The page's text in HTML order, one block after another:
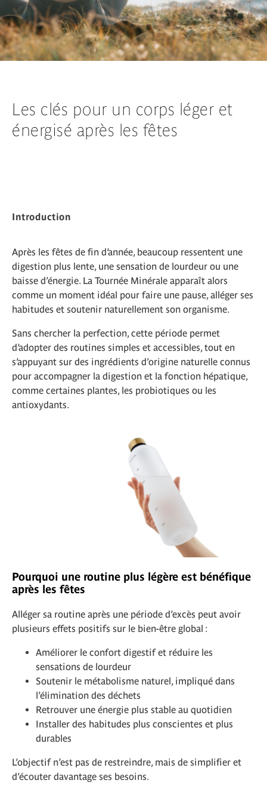
Les clés pour un corps léger et
énergisé après les fêtes
Introduction
Après les fêtes de fin d’année, beaucoup ressentent une
digestion plus lente, une sensation de lourdeur ou une
baisse d’énergie. La Tournée Minérale apparaît alors
comme un moment idéal pour faire une pause, alléger ses
habitudes et soutenir naturellement son organisme.
Sans chercher la perfection, cette période permet
d’adopter des routines simples et accessibles, tout en
s’appuyant sur des ingrédients d’origine naturelle connus
pour accompagner la digestion et la fonction hépatique,
comme certaines plantes, les probiotiques ou les
antioxydants.
Pourquoi une routine plus légère est bénéfique
après les fêtes
Alléger sa routine après une période d’excès peut avoir
plusieurs effets positifs sur le bien-être global :
Améliorer le confort digestif et réduire les
sensations de lourdeur
Soutenir le métabolisme naturel, impliqué dans
l’élimination des déchets
Retrouver une énergie plus stable au quotidien
Installer des habitudes plus conscientes et plus
durables
L’objectif n’est pas de restreindre, mais de simplifier et
d’écouter davantage ses besoins.